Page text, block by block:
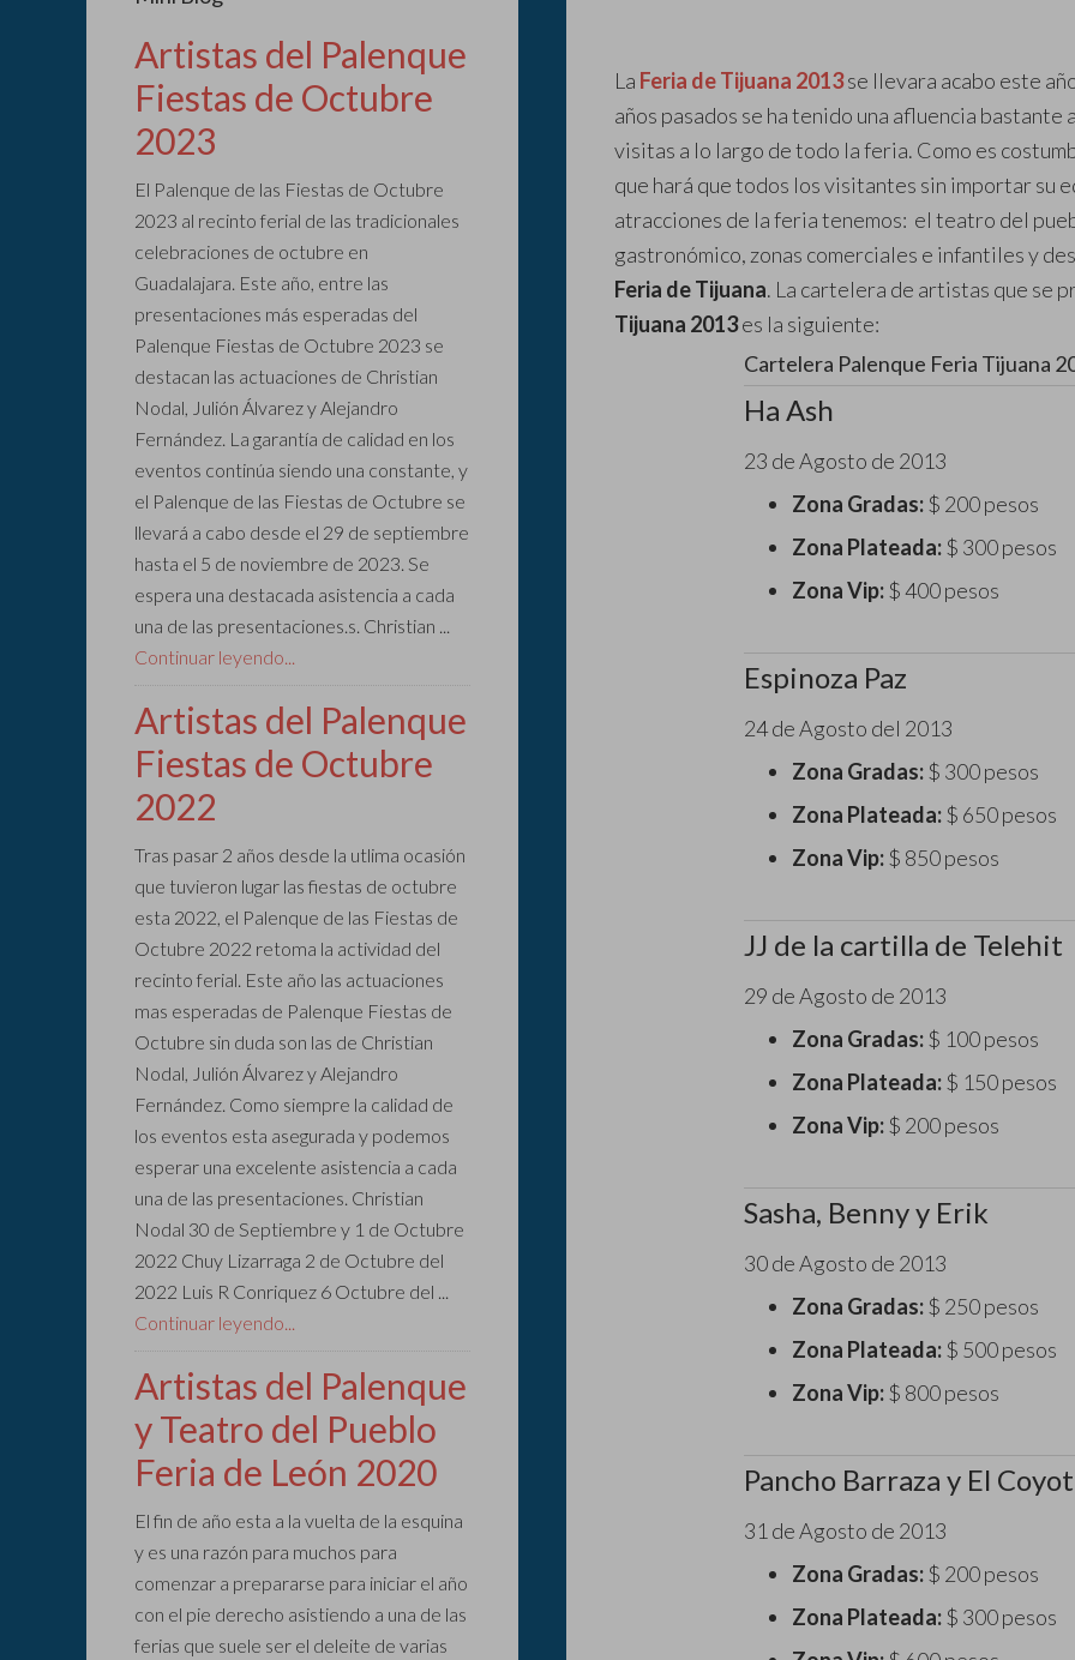
La Feria de Tijuana 2013se llevara acabo este
años pasados se ha tenido una afluencia
visitas a lo largo de todo la feria. Como es
que hará que todos los visitantes sin importar su
atracciones de la feria tenemos: el teatro del
gastronómico, zonas comerciales e infantiles y
Feria de Tijuana. La cartelera de artistas que se
Tijuana 2013es la siguiente:
Cartelera Palenque Feria Tijuana
Ha Ash
23 de Agosto de 2013
Zona Gradas:$ 200 pesos
Zona Plateada:$ 300 pesos
Zona Vip:$ 400 pesos
Espinoza Paz
24 de Agosto del 2013
Zona Gradas:$ 300 pesos
Zona Plateada:$ 650 pesos
Zona Vip:$ 850 pesos
JJ de la cartilla de Telehit
29 de Agosto de 2013
Zona Gradas:$ 100 pesos
Zona Plateada:$ 150 pesos
Zona Vip:$ 200 pesos
Sasha, Benny y Erik
30 de Agosto de 2013
Zona Gradas:$ 250 pesos
Zona Plateada:$ 500 pesos
Zona Vip:$ 800 pesos
Pancho Barraza y El
31 de Agosto de 2013
Zona Gradas:$ 200 pesos
Zona Plateada:$ 300 pesos
Artistas del Palenque
Fiestas de Octubre
2023
El Palenque de las Fiestas de Octubre
2023 al recinto ferial de las tradicionales
celebraciones de octubre en
Guadalajara. Este año, entre las
presentaciones más esperadas del
Palenque Fiestas de Octubre 2023 se
destacan las actuaciones de Christian
Nodal, Julión Álvarez y Alejandro
Fernández. La garantía de calidad en los
eventos continúa siendo una constante, y
el Palenque de las Fiestas de Octubre se
llevará a cabo desde el 29 de septiembre
hasta el 5 de noviembre de 2023. Se
espera una destacada asistencia a cada
una de las presentaciones.s. Christian ...
Continuar leyendo...
Artistas del Palenque
Fiestas de Octubre
2022
Tras pasar 2 años desde la utlima ocasión
que tuvieron lugar las fiestas de octubre
esta 2022, el Palenque de las Fiestas de
Octubre 2022 retoma la actividad del
recinto ferial. Este año las actuaciones
mas esperadas de Palenque Fiestas de
Octubre sin duda son las de Christian
Nodal, Julión Álvarez y Alejandro
Fernández. Como siempre la calidad de
los eventos esta asegurada y podemos
esperar una excelente asistencia a cada
una de las presentaciones. Christian
Nodal 30 de Septiembre y 1 de Octubre
2022 Chuy Lizarraga 2 de Octubre del
2022 Luis R Conriquez 6 Octubre del ...
Continuar leyendo...
Artistas del Palenque
y Teatro del Pueblo
Feria de León 2020
El fin de año esta a la vuelta de la esquina
y es una razón para muchos para
comenzar a prepararse para iniciar el año
con el pie derecho asistiendo a una de las
ferias que suele ser el deleite de varias